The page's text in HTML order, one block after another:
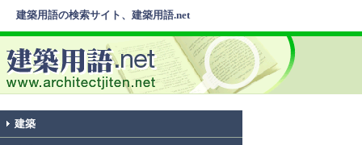
建築用語の検索サイト、建築用語.net
建築